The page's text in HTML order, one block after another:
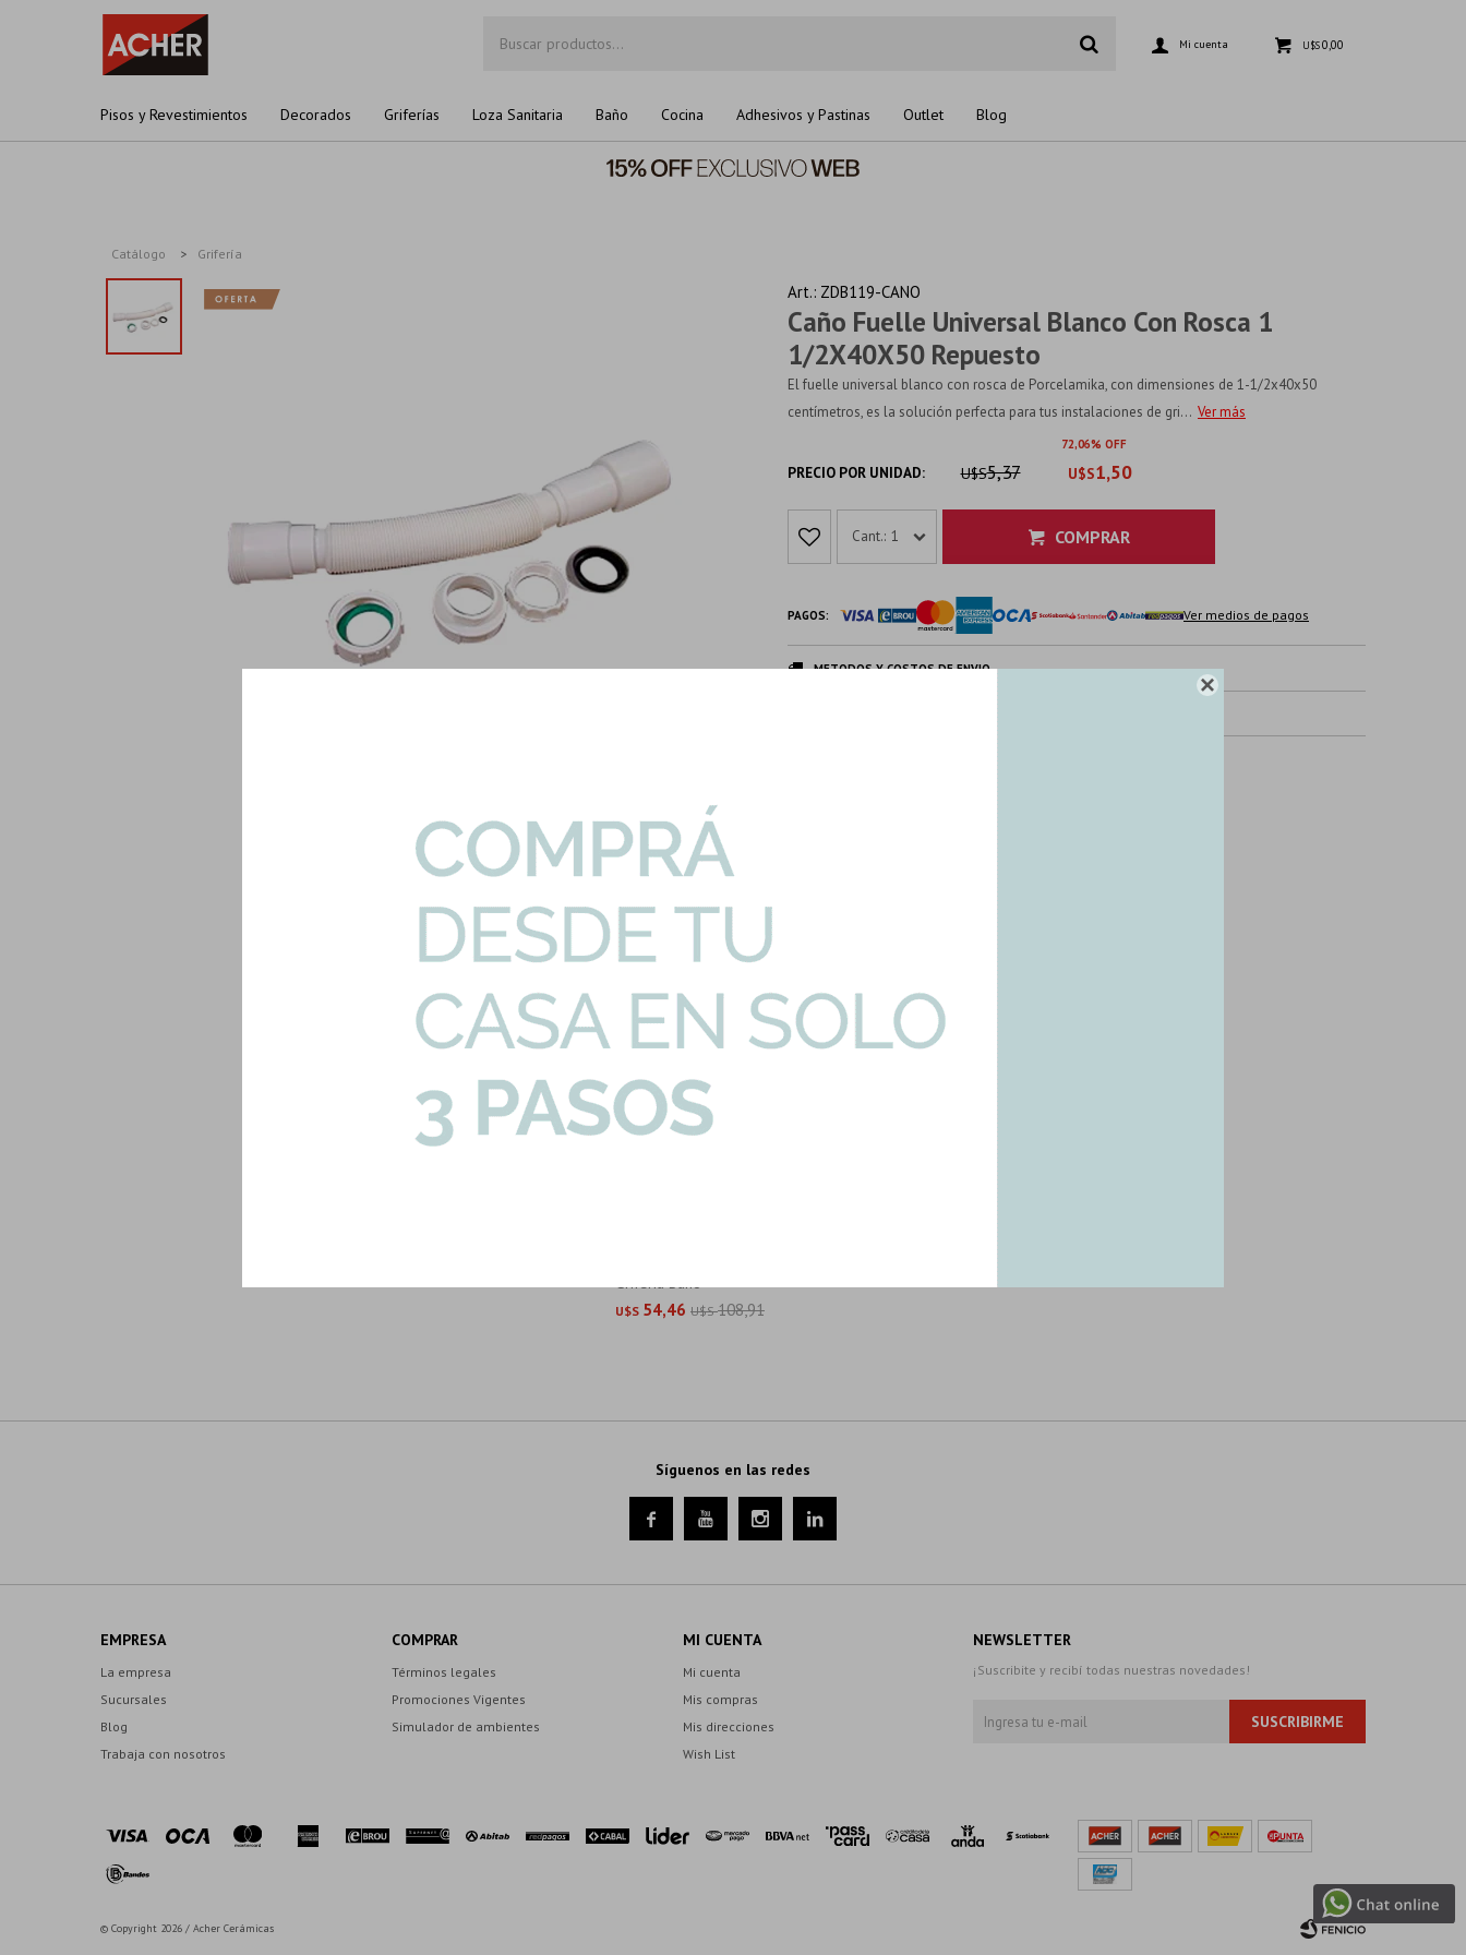

Pisos y Revestimientos Decorados Griferías Loza Sanitaria Baño Cocina Adhesivos y Pastinas Outlet Blog
U$S0,00
Catálogo Grifería
Caño Fuelle Universal Blanco Con Rosca 1
1/2X40X50 Repuesto
ZDB119-CANO
El fuelle universal blanco con rosca de Porcelamika, con dimensiones de 1-1/2x40x50
centímetros, es la solución perfecta para tus instalaciones de gri... Ver más
72 06
PRECIO POR UNIDAD: U$S1,50
U$S5,37
1 COMPRAR
PAGOS: Ver medios de pagos
METODOS Y COSTOS DE ENVIO
Productos que te pueden interesar
Griferia Baño
U$S 54,46 U$S 108,91
Síguenos en las redes
   
EMPRESA
La empresa
Sucursales
Blog
Trabaja con nosotros
COMPRAR
Términos legales
Promociones Vigentes
Simulador de ambientes
MI CUENTA
Mi cuenta
Mis compras
Mis direcciones
Wish List
NEWSLETTER
¡Suscribite y recibí todas nuestras novedades!
SUSCRIBIRME
© Copyright 2026 / Acher Cerámicas